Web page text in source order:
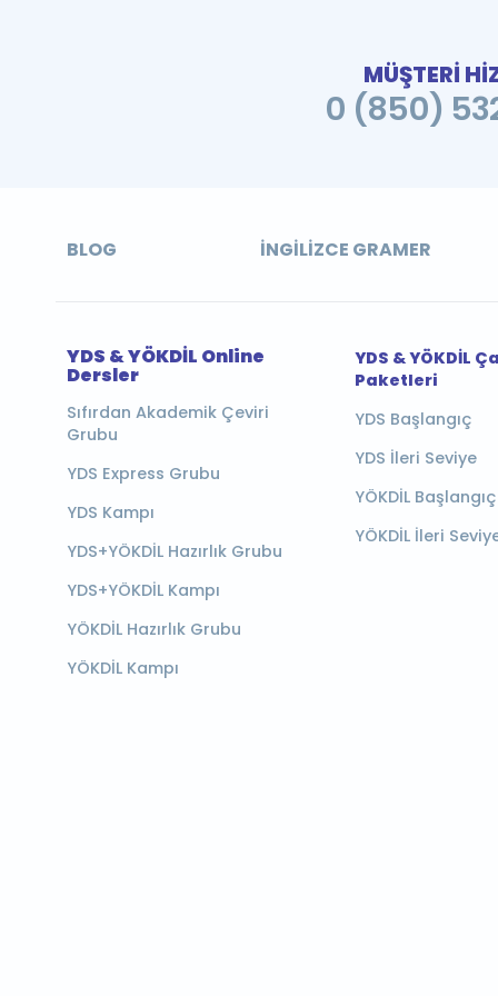
MÜŞTERİ
0 (850)
BLOG İNGILIZCE GRAMER
YDS & YÖKDİL Online
Dersler
Sıfırdan Akademik Çeviri
Grubu
YDS Express Grubu
YDS Kampı
YDS+YÖKDİL Hazırlık Grubu
YDS+YÖKDİL Kampı
YÖKDİL Hazırlık Grubu
YÖKDİL Kampı
YDS & YÖKDİL
Paketleri
YDS Başlangıç
YDS İleri Seviye
YÖKDİL Başlangıç
YÖKDİL İleri